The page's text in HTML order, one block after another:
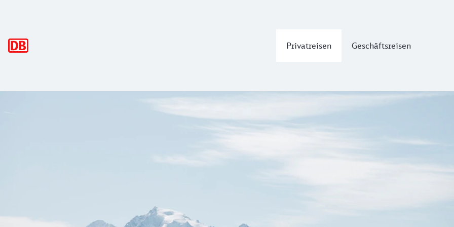
Privatreisen Geschäftsreisen
Schöneben-Haideralm, Watles: Winter im Vinschgau
bezeichnet werden, denn es ist reich an Kulturschätzen und kulinarischen Raritäten.
mittelalterliche Städtchen Glurns